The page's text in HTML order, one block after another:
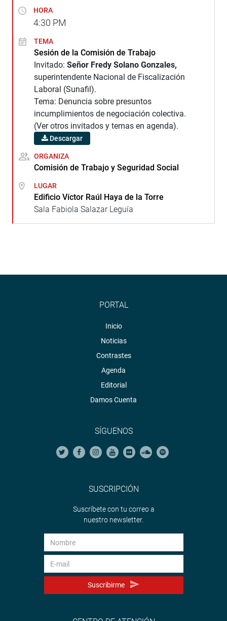
HORA
4:30 PM
TEMA
Sesión de la Comisión de Trabajo
Invitado: Señor Fredy Solano Gonzales,
superintendente Nacional de Fiscalización
Laboral (Sunafil).
Tema: Denuncia sobre presuntos
incumplimientos de negociación colectiva.
(Ver otros invitados y temas en agenda).
Descargar
ORGANIZA
Comisión de Trabajo y Seguridad Social
LUGAR
Edificio Víctor Raúl Haya de la Torre
Sala Fabiola Salazar Leguía
PORTAL
Inicio
Noticias
Contrastes
Agenda
Editorial
Damos Cuenta
SÍGUENOS
SUSCRIPCIÓN
Suscríbete con tu correo a
nuestro newsletter.
Suscribirme